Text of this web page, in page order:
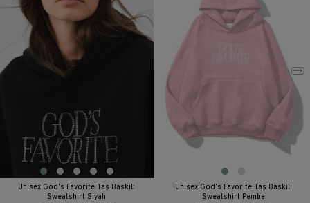
Unisex God's Favorite Taş Baskılı
Sweatshirt Siyah
Unisex God's Favorite Taş Baskılı
Sweatshirt Pembe